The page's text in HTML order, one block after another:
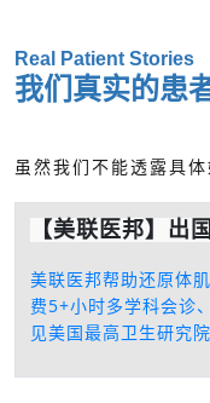
Real Patient Stories
我们真实的患
虽然我们不能透露具
【美联医邦】出
美联医邦帮助还原体
费5+小时多学科会诊
见美国最高卫生研究院